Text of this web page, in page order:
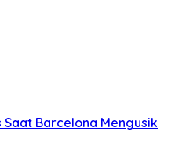
Barcelona Mengusik